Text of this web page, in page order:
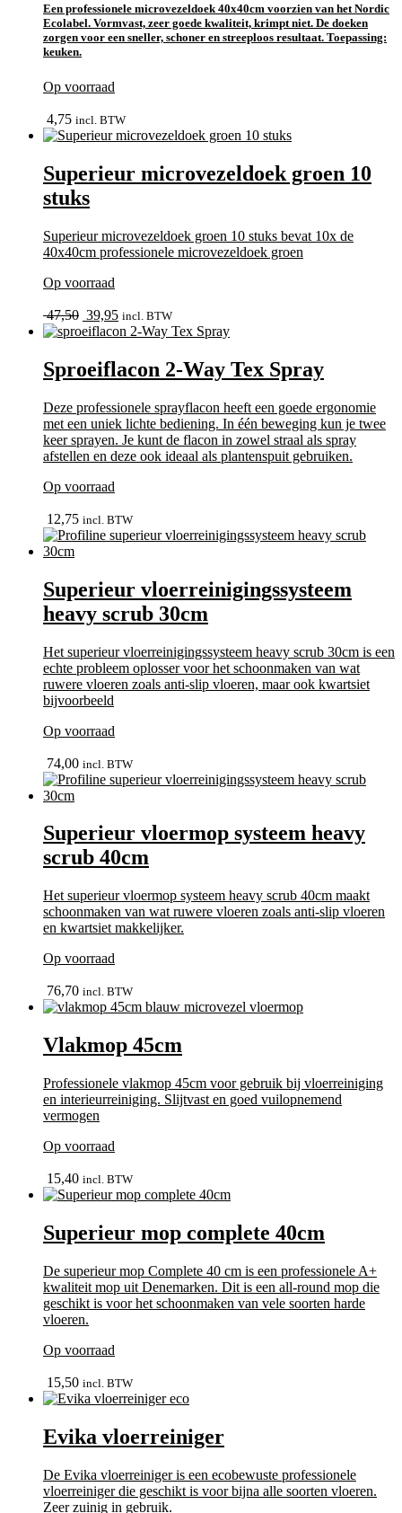
Een professionele microvezeldoek 40x40cm voorzien van het Nordic
Ecolabel. Vormvast, zeer goede kwaliteit, krimpt niet. De doeken
zorgen voor een sneller, schoner en streeploos resultaat. Toepassing:
keuken.
Op voorraad
4,75 incl. BTW
Superieur microvezeldoek groen 10
stuks
Superieur microvezeldoek groen 10 stuks bevat 10x de
40x40cm professionele microvezeldoek groen
Op voorraad
47,50 Oorspronkelijke
prijs
47,50.
39,95Huidige
prijs
incl. BTW
Sproeiflacon 2-Way Tex Spray
Deze professionele sprayflacon heeft een goede ergonomie
met een uniek lichte bediening. In één beweging kun je twee
keer sprayen. Je kunt de flacon in zowel straal als spray
afstellen en deze ook ideaal als plantenspuit gebruiken.
Op voorraad
12,75 incl. BTW
Superieur vloerreinigingssysteem
heavy scrub 30cm
Het superieur vloerreinigingssysteem heavy scrub 30cm is een
echte probleem oplosser voor het schoonmaken van wat
ruwere vloeren zoals anti-slip vloeren, maar ook kwartsiet
bijvoorbeeld
Op voorraad
74,00 incl. BTW
Superieur vloermop systeem heavy
scrub 40cm
Het superieur vloermop systeem heavy scrub 40cm maakt
schoonmaken van wat ruwere vloeren zoals anti-slip vloeren
en kwartsiet makkelijker.
Op voorraad
76,70 incl. BTW
Vlakmop 45cm
Professionele vlakmop 45cm voor gebruik bij vloerreiniging
en interieurreiniging. Slijtvast en goed vuilopnemend
vermogen
Op voorraad
15,40 incl. BTW
Superieur mop complete 40cm
De superieur mop Complete 40 cm is een professionele A+
kwaliteit mop uit Denemarken. Dit is een all-round mop die
geschikt is voor het schoonmaken van vele soorten harde
vloeren.
Op voorraad
15,50 incl. BTW
Evika vloerreiniger
De Evika vloerreiniger is een ecobewuste professionele
vloerreiniger die geschikt is voor bijna alle soorten vloeren.
Zeer zuinig in gebruik.